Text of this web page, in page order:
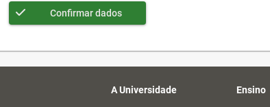
Confirmar dados
A Universidade Ensino